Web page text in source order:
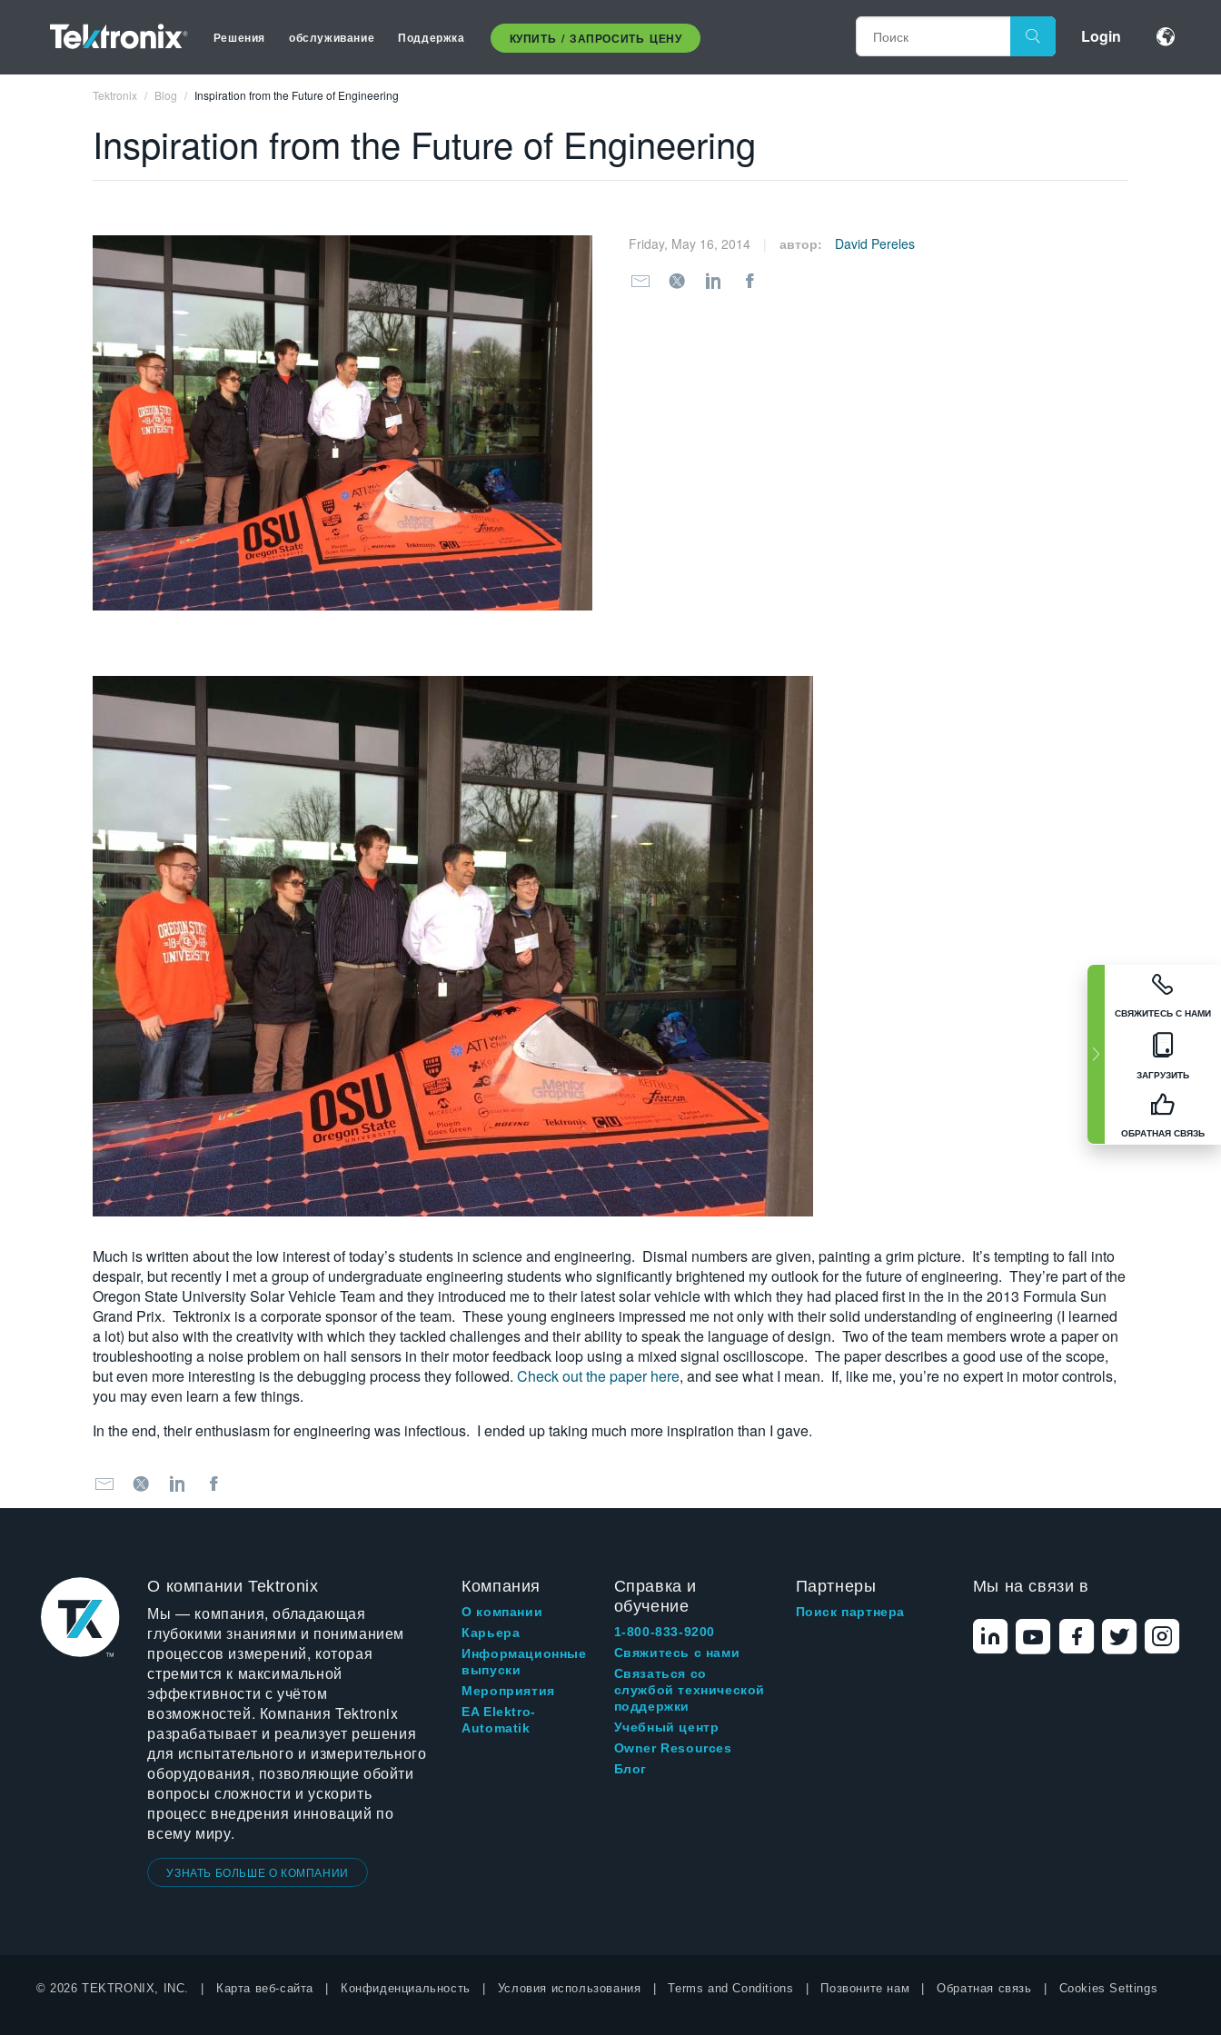
Решения обслуживание Поддержка КУПИТЬ / ЗАПРОСИТЬ ЦЕНУ Login
СВЯЖИТЕСЬ С НАМИ
ЗАГРУЗИТЬ
ОБРАТНАЯ СВЯЗЬ
Tektronix Blog Inspiration from the Future of Engineering
Inspiration from the Future of Engineering
Friday, May 16, 2014 автор: David Pereles
Much is written about the low interest of today’s students in science and engineering. Dismal numbers are given, painting a grim picture. It’s tempting to fall into
despair, but recently I met a group of undergraduate engineering students who significantly brightened my outlook for the future of engineering. They’re part of the
Oregon State University Solar Vehicle Team and they introduced me to their latest solar vehicle with which they had placed first in the in the 2013 Formula Sun
Grand Prix. Tektronix is a corporate sponsor of the team. These young engineers impressed me not only with their solid understanding of engineering (I learned
a lot) but also with the creativity with which they tackled challenges and their ability to speak the language of design. Two of the team members wrote a paper on
troubleshooting a noise problem on hall sensors in their motor feedback loop using a mixed signal oscilloscope. The paper describes a good use of the scope,
but even more interesting is the debugging process they followed. Check out the paper here, and see what I mean. If, like me, you’re no expert in motor controls,
you may even learn a few things.
In the end, their enthusiasm for engineering was infectious. I ended up taking much more inspiration than I gave.
О компании Tektronix
Мы — компания, обладающая
глубокими знаниями и пониманием
процессов измерений, которая
стремится к максимальной
эффективности с учётом
возможностей. Компания Tektronix
разрабатывает и реализует решения
для испытательного и измерительного
оборудования, позволяющие обойти
вопросы сложности и ускорить
процесс внедрения инноваций по
всему миру.
УЗНАТЬ БОЛЬШЕ О КОМПАНИИ
Компания
О компании
Карьера
Информационные
выпуски
Мероприятия
EA Elektro-
Automatik
Справка и
обучение
1-800-833-9200
Свяжитесь с нами
Связаться со
службой технической
поддержки
Учебный центр
Owner Resources
Блог
Партнеры
Поиск партнера
Мы на связи в
© 2026 TEKTRONIX, INC. Карта веб-сайта Конфиденциальность Условия использования Terms and Conditions Позвоните нам Обратная связь Cookies Settings